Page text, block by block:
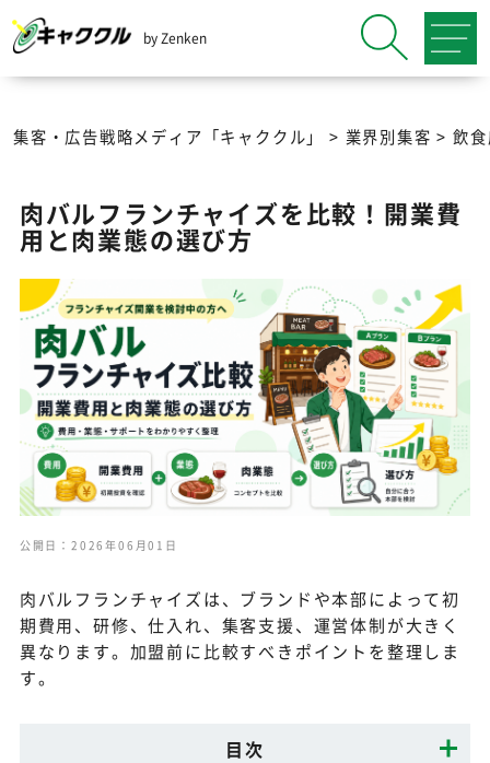
by Zenken
集客・広告戦略メディア「キャククル」 > 業界別集客 > 飲
肉バルフランチャイズを比較！開業費
用と肉業態の選び方
公開日：2026年06月01日
肉バルフランチャイズは、ブランドや本部によって初
期費用、研修、仕入れ、集客支援、運営体制が大きく
異なります。加盟前に比較すべきポイントを整理しま
す。
目次